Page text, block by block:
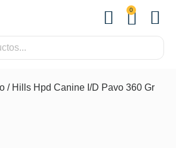
0
/ Hills Hpd Canine I/D Pavo 360 Gr